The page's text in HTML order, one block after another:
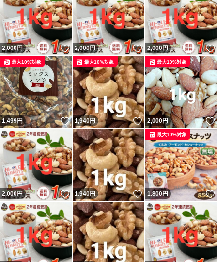
2,000円 いいね！
2,000円 いいね！
2,000円
1,499円 いいね！
最大10%対象
1,940円 いいね！
最大10%対象
2,000円
最大10%対象
2,000円 いいね！
1,940円 いいね！
1,800円
最大10%対象